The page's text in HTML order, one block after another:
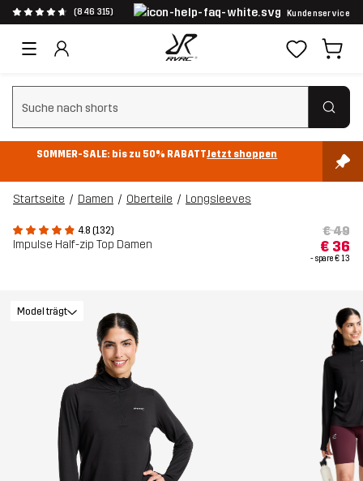
(846 315) Kundenservice
Suchfilter löschen
SOMMER-SALE: bis zu 50% RABATTJetzt shoppen
Startseite Damen Oberteile Longsleeves
4.8 (132)
Impulse Half-zip Top Damen
€ 49
€ 36
- spare€ 13
Model trägt